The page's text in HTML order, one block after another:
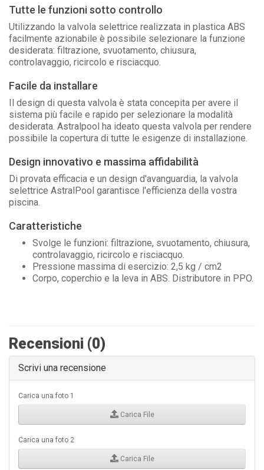
Tutte le funzioni sotto controllo
Utilizzando la valvola selettrice realizzata in plastica ABS
facilmente azionabile è possibile selezionare la funzione
desiderata: filtrazione, svuotamento, chiusura,
controlavaggio, ricircolo e risciacquo.
Facile da installare
Il design di questa valvola è stata concepita per avere il
sistema più facile e rapido per selezionare la modalità
desiderata. Astralpool ha ideato questa valvola per rendere
possibile la copertura di tutte le esigenze di installazione.
Design innovativo e massima affidabilità
Di provata efficacia e un design d'avanguardia, la valvola
selettrice AstralPool garantisce l'efficienza della vostra
piscina.
Caratteristiche
Svolge le funzioni: filtrazione, svuotamento, chiusura,
controlavaggio, ricircolo e risciacquo.
Pressione massima di esercizio: 2,5 kg / cm2
Corpo, coperchio e la leva in ABS. Distributore in PPO.
Recensioni (0)
Scrivi una recensione
Carica una foto 1
Carica File
Carica una foto 2
Carica File